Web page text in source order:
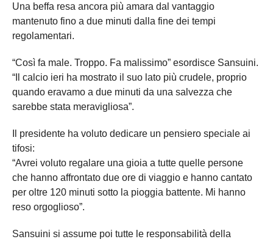
Una beffa resa ancora più amara dal vantaggio
mantenuto fino a due minuti dalla fine dei tempi
regolamentari.
“Così fa male. Troppo. Fa malissimo” esordisce Sansuini.
“Il calcio ieri ha mostrato il suo lato più crudele, proprio
quando eravamo a due minuti da una salvezza che
sarebbe stata meravigliosa”.
Il presidente ha voluto dedicare un pensiero speciale ai
tifosi:
“Avrei voluto regalare una gioia a tutte quelle persone
che hanno affrontato due ore di viaggio e hanno cantato
per oltre 120 minuti sotto la pioggia battente. Mi hanno
reso orgoglioso”.
Sansuini si assume poi tutte le responsabilità della